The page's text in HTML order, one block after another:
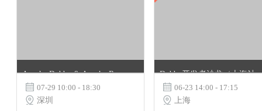
Apache Dubbo & Apache RocketMQ 开发者沙龙-Aliware Open
 07-29 10:00 - 18:30
 深圳
Dubbo开发者沙龙（上海站）-
 06-23 14:00 - 17:15
 上海